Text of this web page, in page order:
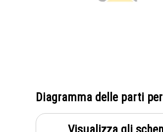
Diagramma delle parti per